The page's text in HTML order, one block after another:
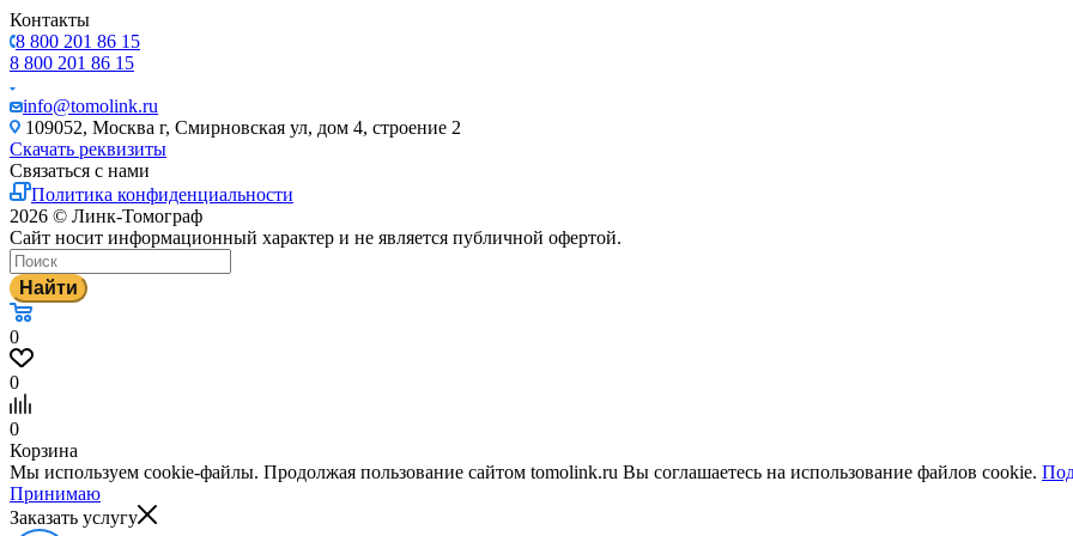
Контакты
8 800 201 86 15
8 800 201 86 15
info@tomolink.ru
109052, Москва г, Смирновская ул, дом 4, строение 2
Скачать реквизиты
Связаться с нами
Политика конфиденциальности
2026 © Линк-Томограф
Сайт носит информационный характер и не является публичной офертой.
Найти
0
0
0
Корзина
Мы используем cookie-файлы. Продолжая пользование сайтом tomolink.ru Вы соглашаетесь на использование файлов cookie.
Принимаю
Заказать услугу